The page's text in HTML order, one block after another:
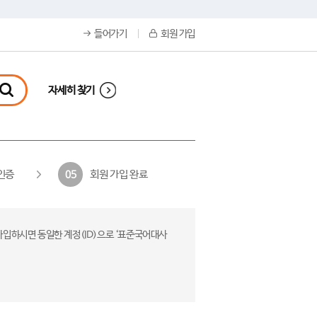
들어가기 회원 가입
자세히 찾기
증 05 회원 가입 완료
하시면 동일한 계정(ID)으로 ‘표준국어대사